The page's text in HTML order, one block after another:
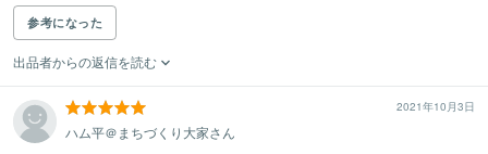
参考になった
出品者からの返信を読む
2021年10月3日
ハム平＠まちづくり大家さん